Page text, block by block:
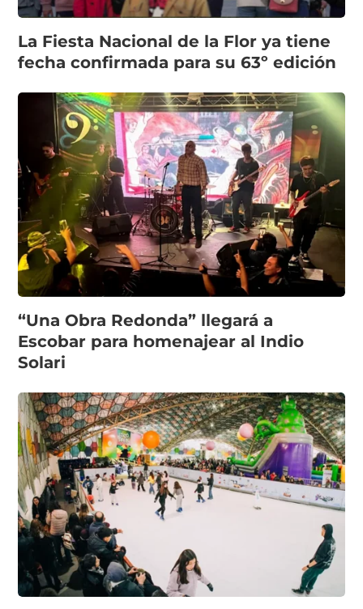
La Fiesta Nacional de la Flor ya tiene
fecha confirmada para su 63º edición
“Una Obra Redonda” llegará a
Escobar para homenajear al Indio
Solari